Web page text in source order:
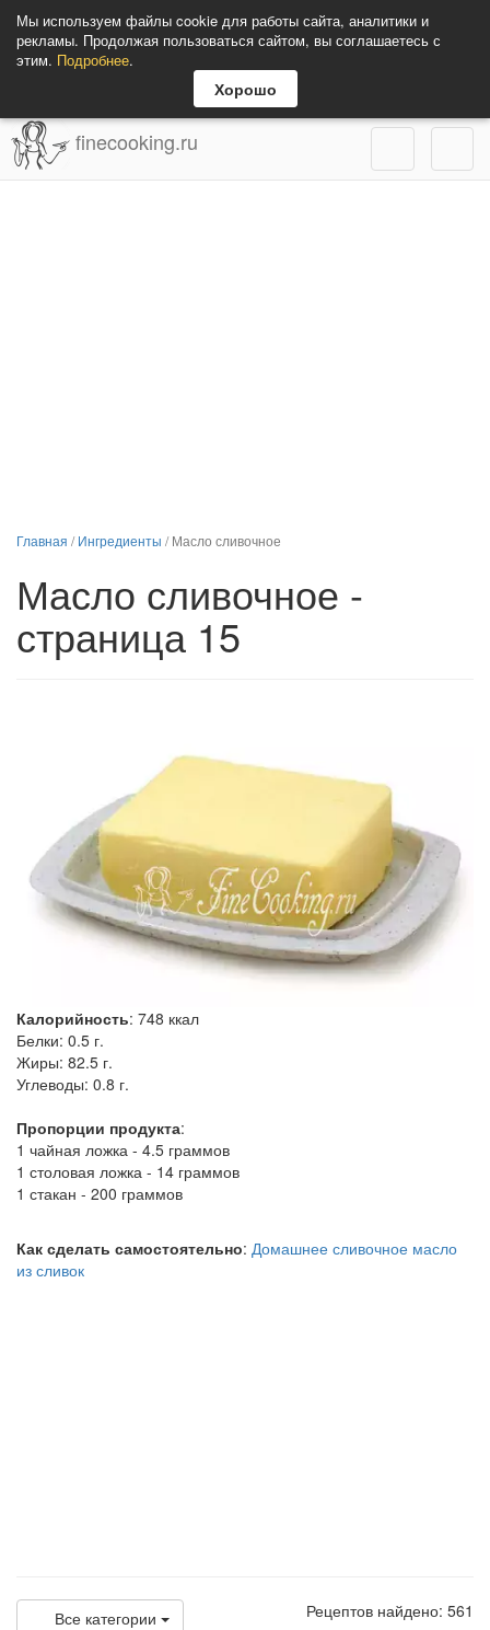
Мы используем файлы cookie для работы сайта, аналитики и
рекламы. Продолжая пользоваться сайтом, вы соглашаетесь с
этим. Подробнее.
Хорошо
finecooking.ru
Главная /Ингредиенты /Масло сливочное
Масло сливочное -
страница 15
Калорийность: 748 ккал
Белки: 0.5 г.
Жиры: 82.5 г.
Углеводы: 0.8 г.
Пропорции продукта:
1 чайная ложка - 4.5 граммов
1 столовая ложка - 14 граммов
1 стакан - 200 граммов
Как сделать самостоятельно: Домашнее сливочное масло
из сливок
Все категории Рецептов найдено: 561